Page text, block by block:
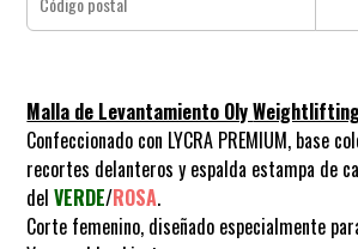
Malla de Levantamiento Oly
Confeccionado con LYCRA PREMIUM, base
recortes delanteros y espalda estampa de
delVERDE/ROSA.
Corte femenino, diseñado especialmente